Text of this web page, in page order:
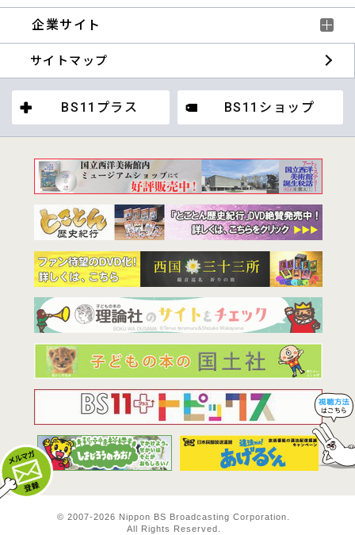
企業サイト
サイトマップ
BS11プラス BS11ショップ
© 2007-2026 Nippon BS Broadcasting Corporation.
All Rights Reserved.